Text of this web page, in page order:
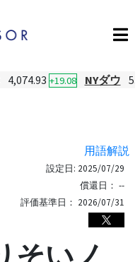
4,074.93 +19.08 NYダウ
用語解説
設定日: 2025/07/29
償還日： --
評価基準日： 2026/07/31